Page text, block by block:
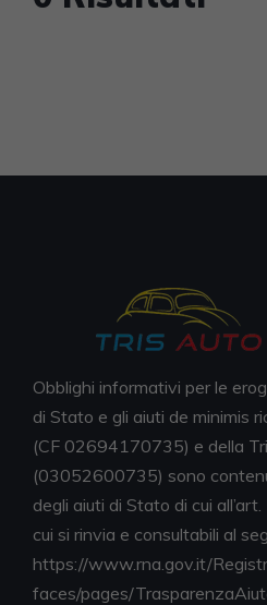
Obblighi informativi per le
di Stato e gli aiuti de minimis
(CF 02694170735) e della
(03052600735) sono
degli aiuti di Stato di cui
cui si rinvia e consultabili al
https://www.rna.gov.it/
faces/pages/